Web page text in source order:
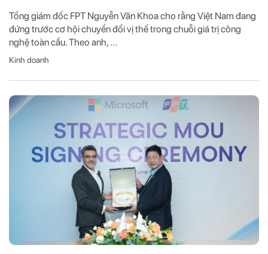
Tổng giám đốc FPT Nguyễn Văn Khoa cho rằng Việt Nam đang
đứng trước cơ hội chuyển đổi vị thế trong chuỗi giá trị công
nghệ toàn cầu. Theo anh, ...
Kinh doanh